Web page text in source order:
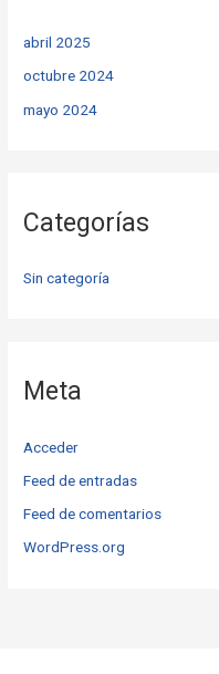
abril 2025
octubre 2024
mayo 2024
Categorías
Sin categoría
Meta
Acceder
Feed de entradas
Feed de comentarios
WordPress.org